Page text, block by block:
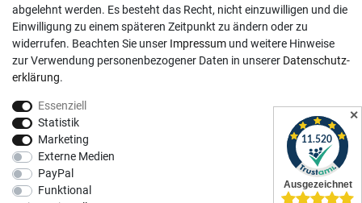
Login
Hilfe
Informationen
Impressum
Datenschutzerklärung
AGB
Vertrag widerrufen
✕
abgelehnt werden. Es besteht das Recht, nicht einzuwilligen und die
Einwilligung zu einem späteren Zeitpunkt zu ändern oder zu
widerrufen. Beachten Sie unser Impressum und weitere Hinweise
zur Verwendung personenbezogener Daten in unserer Daten­schutz­
erklärung.
Essenziell
Statistik
Marketing
Externe Medien
PayPal
Funktional